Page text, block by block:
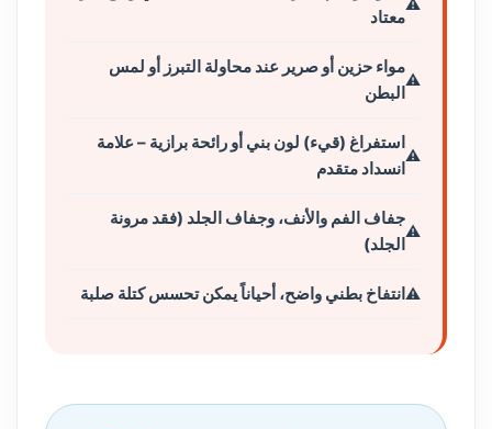
معتاد
مواء حزين أو صرير عند محاولة التبرز أو لمس
البطن
استفراغ (قيء) لون بني أو رائحة برازية – علامة
انسداد متقدم
جفاف الفم والأنف، وجفاف الجلد (فقد مرونة
الجلد)
انتفاخ بطني واضح، أحياناً يمكن تحسس كتلة صلبة